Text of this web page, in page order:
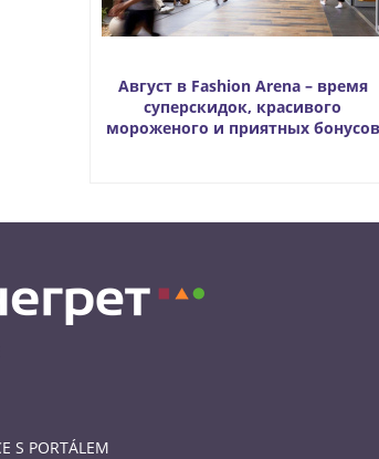
Август в Fashion Arena – время
суперскидок, красивого
мороженого и приятных бонусов
S PORTÁLEM